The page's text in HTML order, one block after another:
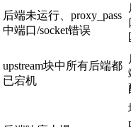
后端未运行、 proxy_pass
中端口/socket错误
upstream块中所有后端都
已宕机